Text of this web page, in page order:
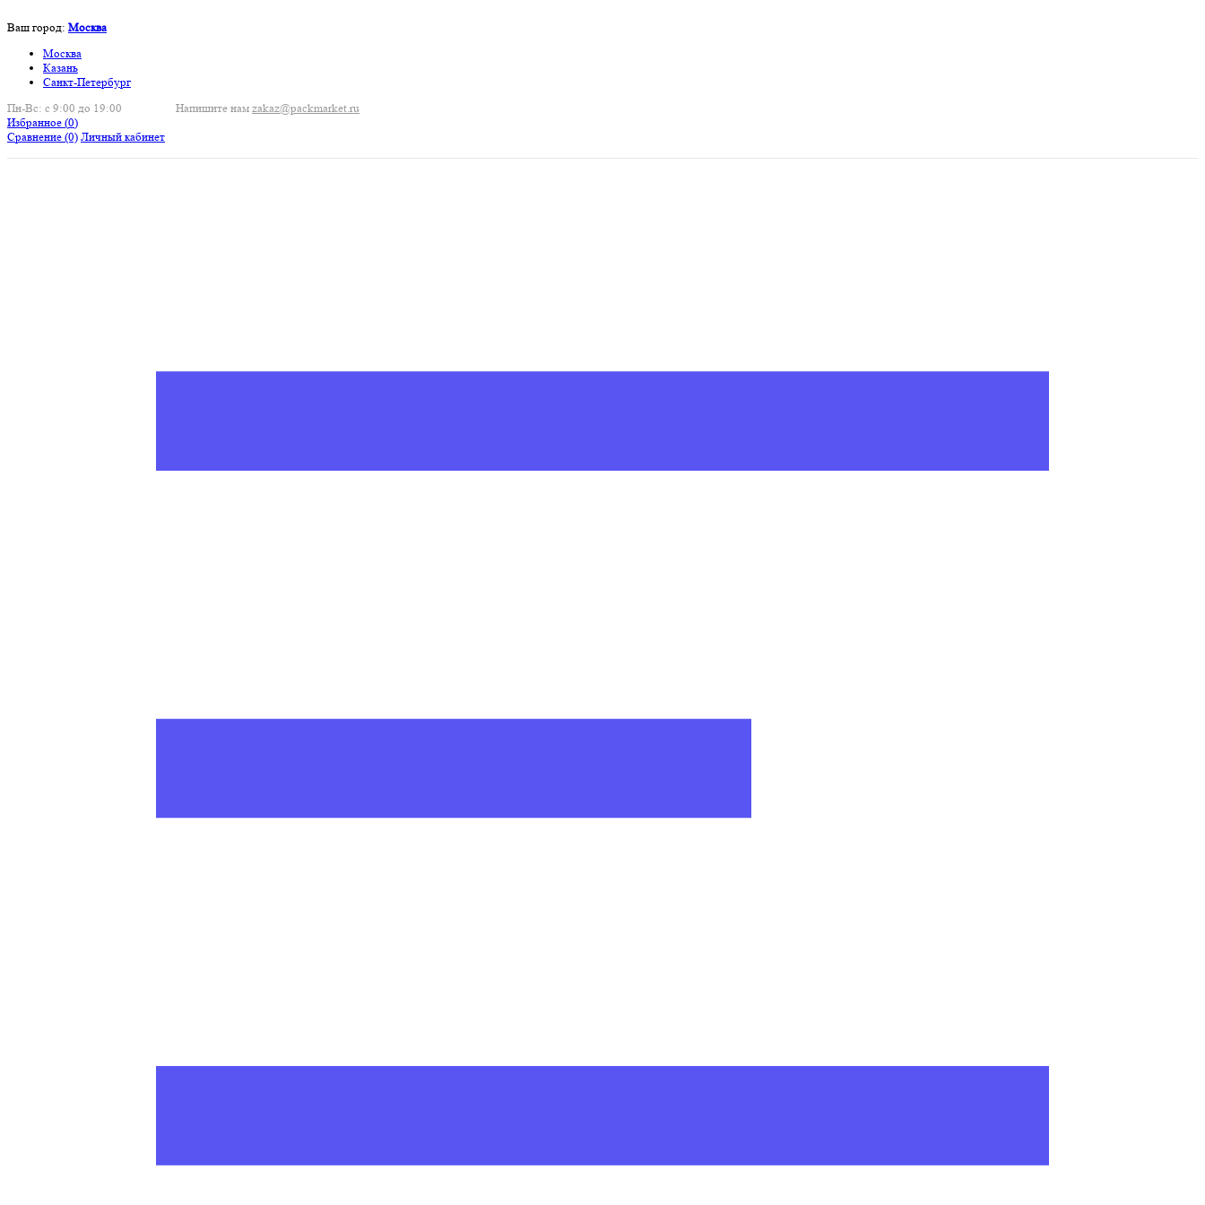
Ваш город: Москва
Москва
Казань
Санкт-Петербург
Пн-Вс: с 9:00 до 19:00
Напишите нам zakaz@packmarket.ru
Избранное (0)
Сравнение (0) Личный кабинет